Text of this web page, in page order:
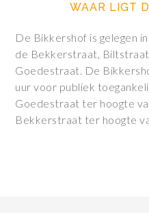
WAAR LIGT
De Bikkershof is gelegen
de Bekkerstraat,
Goedestraat. De
uur voor publiek
Goedestraat ter hoogte
Bekkerstraat ter hoogte